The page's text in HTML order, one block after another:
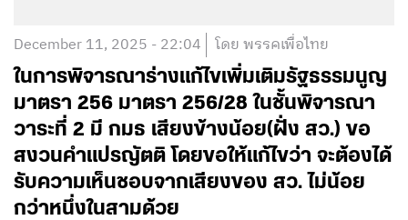
December 11, 2025 - 22:04 โดย พรรคเพื่อไทย
ในการพิจารณาร่างแก้ไขเพิ่มเติมรัฐธรรมนูญ
มาตรา 256 มาตรา 256/28 ในชั้นพิจารณา
วาระที่ 2 มี กมธ เสียงข้างน้อย(ฝั่ง สว.) ขอ
สงวนคำแปรญัตติ โดยขอให้แก้ไขว่า จะต้องได้
รับความเห็นชอบจากเสียงของ สว. ไม่น้อย
กว่าหนึ่งในสามด้วย